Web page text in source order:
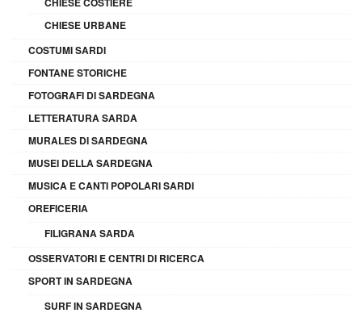
CHIESE URBANE
COSTUMI SARDI
FONTANE STORICHE
FOTOGRAFI DI SARDEGNA
LETTERATURA SARDA
MURALES DI SARDEGNA
MUSEI DELLA SARDEGNA
MUSICA E CANTI POPOLARI SARDI
OREFICERIA
FILIGRANA SARDA
OSSERVATORI E CENTRI DI RICERCA
SPORT IN SARDEGNA
SURF IN SARDEGNA